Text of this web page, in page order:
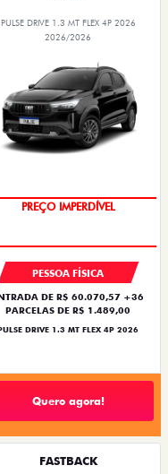
PULSE DRIVE 1.3 MT FLEX 4P 2026
2026/2026
OPORTUNIDADE
PESSOA FÍSICA
DE R$ 60.070,57 +36
PARCELAS DE R$ 1.489,00
DRIVE 1.3 MT FLEX 4P 2026
Quero agora!
FASTBACK